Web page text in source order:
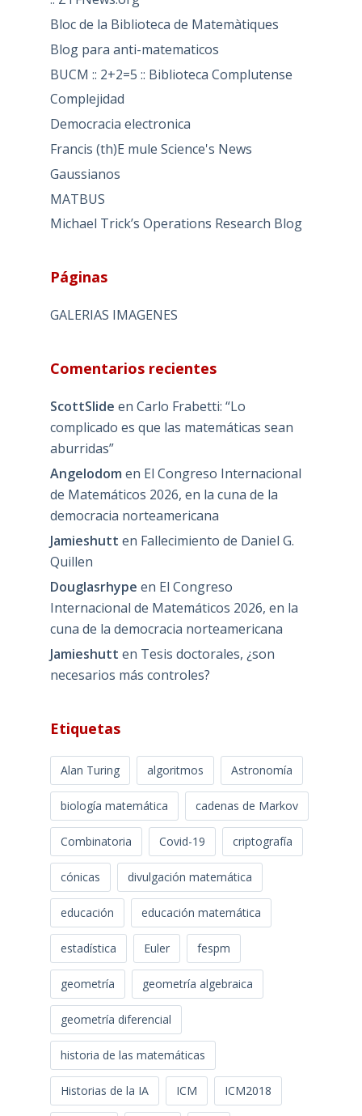
Bloc de la Biblioteca de Matemàtiques
Blog para anti-matematicos
BUCM :: 2+2=5 :: Biblioteca Complutense
Complejidad
Democracia electronica
Francis (th)E mule Science's News
Gaussianos
MATBUS
Michael Trick’s Operations Research Blog
Páginas
GALERIAS IMAGENES
Comentarios recientes
ScottSlide en Carlo Frabetti: “Lo
complicado es que las matemáticas sean
aburridas”
Angelodom en El Congreso Internacional
de Matemáticos 2026, en la cuna de la
democracia norteamericana
Jamieshutt en Fallecimiento de Daniel G.
Quillen
Douglasrhype en El Congreso
Internacional de Matemáticos 2026, en la
cuna de la democracia norteamericana
Jamieshutt en Tesis doctorales, ¿son
necesarios más controles?
Etiquetas
Alan Turing algoritmos Astronomía
biología matemática cadenas de Markov
Combinatoria Covid-19 criptografía
cónicas divulgación matemática
educación educación matemática
estadística Euler fespm
geometría geometría algebraica
geometría diferencial
historia de las matemáticas
Historias de la IA ICM ICM2018